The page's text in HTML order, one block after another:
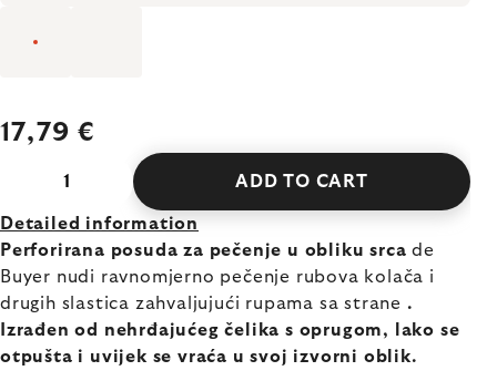
17,79 €
ADD TO CART
Perforirana posuda za pečenje u obliku srca de
Buyer nudi ravnomjerno pečenje rubova kolača i
drugih slastica zahvaljujući rupama sa strane .
Izrađen od nehrđajućeg čelika s oprugom,
lako se
otpušta i uvijek se vraća u svoj izvorni oblik.
Detailed information